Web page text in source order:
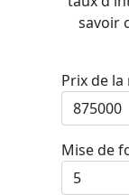
savoir
Prix de la
Mise de